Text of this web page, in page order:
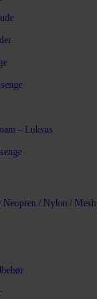
– Luksus
Neopren / Nylon / Mesh